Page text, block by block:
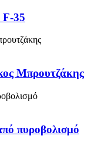
F-35
Μπρουτζάκης
πυροβολισμό